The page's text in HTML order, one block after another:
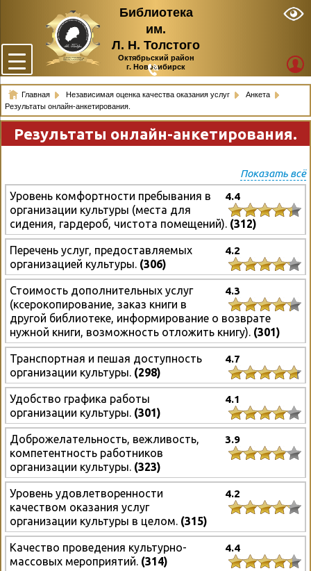
Библиотека
им.
Л. Н. Толстого
Октябрьский район
г. Новосибирск
Главная Независимая оценка качества оказания услуг
Анкета
Результаты онлайн-анкетирования.
Результаты онлайн-анкетирования.
Показать всё
4.4
Уровень комфортности пребывания в
организации культуры (места для
сидения, гардероб, чистота помещений). (312)
4.2
Перечень услуг, предоставляемых
организацией культуры. (306)
4.3
Стоимость дополнительных услуг
(ксерокопирование, заказ книги в
другой библиотеке, информирование о возврате
нужной книги, возможность отложить книгу). (301)
4.7
Транспортная и пешая доступность
организации культуры. (298)
4.1
Удобство графика работы
организации культуры. (301)
3.9
Доброжелательность, вежливость,
компетентность работников
организации культуры. (323)
4.2
Уровень удовлетворенности
качеством оказания услуг
организации культуры в целом. (315)
4.4
Качество проведения культурно-
массовых мероприятий. (314)